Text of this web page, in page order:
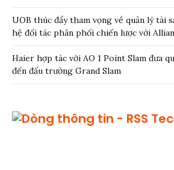
UOB thúc đẩy tham vọng về quản lý tài
hệ đối tác phân phối chiến lược với
Haier hợp tác với AO 1 Point Slam đưa
đến đấu trường Grand Slam